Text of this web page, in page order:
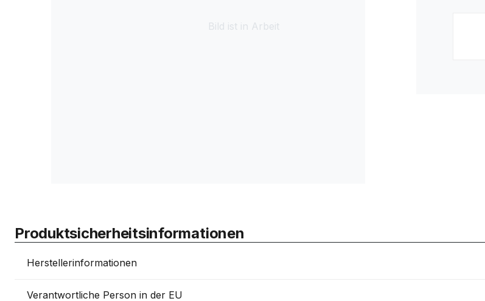
Bild ist in Arbeit
Produktsicherheitsinformationen
Herstellerinformationen
Verantwortliche Person in der EU